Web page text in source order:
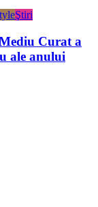
Ştiri
Curat a
ale anului